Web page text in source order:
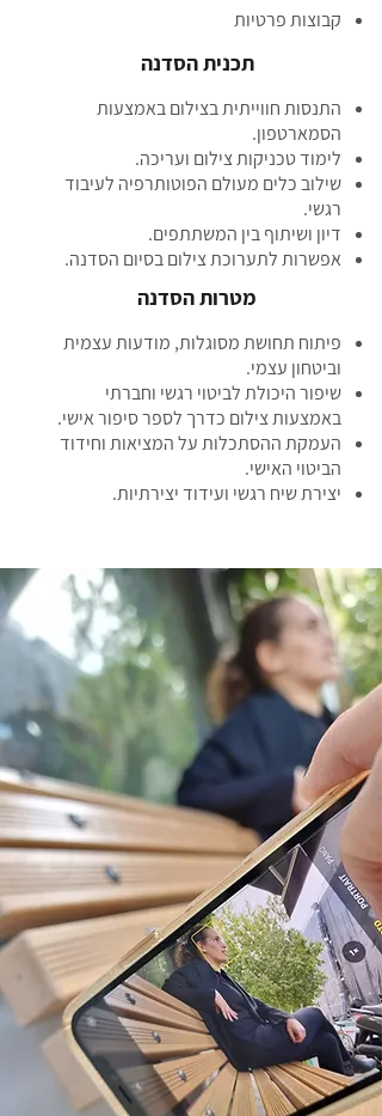
קבוצות פרטיות
תכנית הסדנה
התנסות חווייתית בצילום באמצעות
הסמארטפון.
לימוד טכניקות צילום ועריכה.
שילוב כלים מעולם הפוטותרפיה לעיבוד
רגשי.
דיון ושיתוף בין המשתתפים.
אפשרות לתערוכת צילום בסיום הסדנה.
מטרות הסדנה
פיתוח תחושת מסוגלות, מודעות עצמית
וביטחון עצמי.
שיפור היכולת לביטוי רגשי וחברתי
באמצעות צילום כדרך לספר סיפור אישי.
העמקת ההסתכלות על המציאות וחידוד
הביטוי האישי.
יצירת שיח רגשי ועידוד יצירתיות.